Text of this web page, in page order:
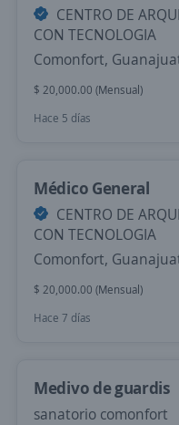
CENTRO DE
CON TECNOLOGIA
Comonfort,
$ 20,000.00 (Mensual)
Hace 5 días
Médico General
CENTRO DE
CON TECNOLOGIA
Comonfort,
$ 20,000.00 (Mensual)
Hace 7 días
Medivo de guardis
sanatorio comonfort